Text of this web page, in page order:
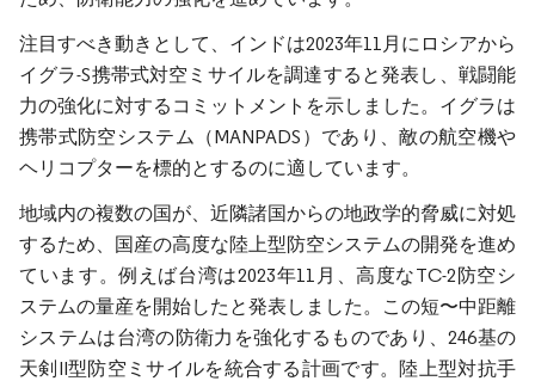
注目すべき動きとして、インドは2023年11月にロシアから
イグラ-S携帯式対空ミサイルを調達すると発表し、戦闘能
力の強化に対するコミットメントを示しました。イグラは
携帯式防空システム（MANPADS）であり、敵の航空機や
ヘリコプターを標的とするのに適しています。
地域内の複数の国が、近隣諸国からの地政学的脅威に対処
するため、国産の高度な陸上型防空システムの開発を進め
ています。例えば台湾は2023年11月、高度なTC-2防空シ
ステムの量産を開始したと発表しました。この短〜中距離
システムは台湾の防衛力を強化するものであり、246基の
天剣II型防空ミサイルを統合する計画です。陸上型対抗手